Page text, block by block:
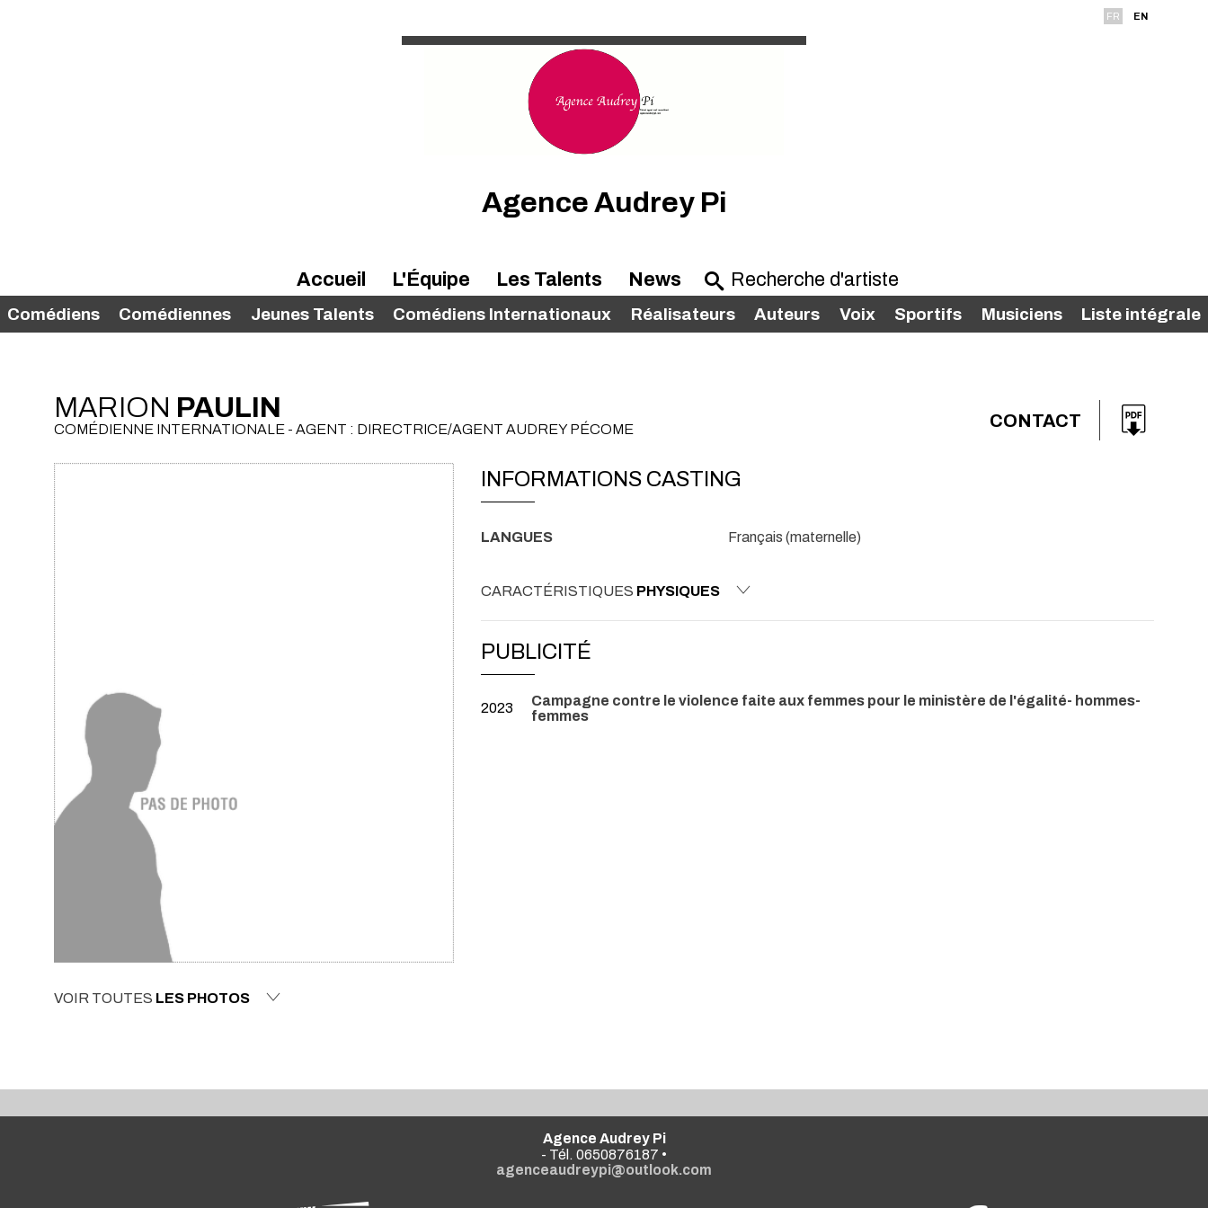
FR EN
Agence Audrey Pi
Accueil L'Équipe Les Talents
Comédiens Comédiennes Jeunes Talents Comédiens Internationaux Réalisateurs Auteurs Voix Sportifs Musiciens Liste intégrale
News
MARION PAULIN
COMÉDIENNE INTERNATIONALE - AGENT : DIRECTRICE/AGENT AUDREY PÉCOME CONTACT
VOIR TOUTES LES PHOTOS
INFORMATIONS CASTING
LANGUES Français (maternelle)
CARACTÉRISTIQUES PHYSIQUES
PUBLICITÉ
2023
Campagne contre le violence faite aux femmes pour le ministère de l'égalité- hommes-
femmes
Agence Audrey Pi
- Tél. 0650876187 •
agenceaudreypi@outlook.com